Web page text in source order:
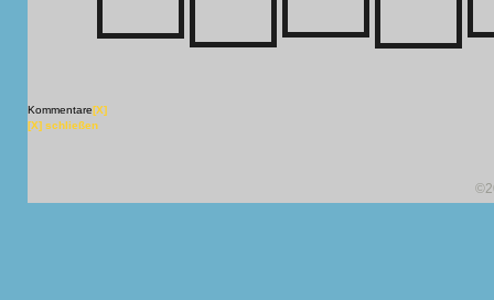
Kommentare[X]
[X] schließen